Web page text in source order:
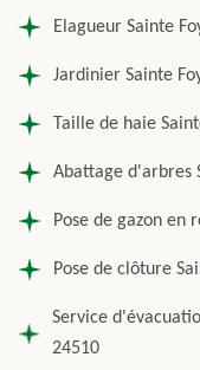
Elagueur Sainte
Jardinier Sainte
Taille de haie
Abattage d'arbres
Pose de gazon en
Pose de clôture
Service
24510